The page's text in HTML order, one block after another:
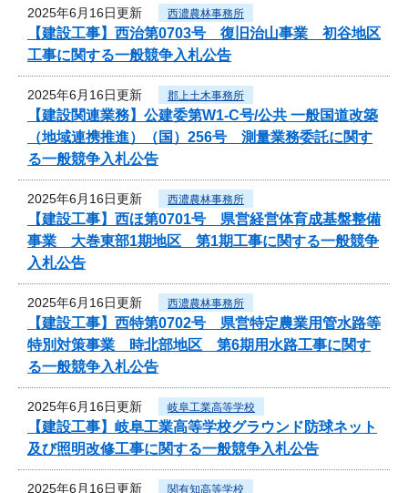
2025年6月16日更新 西濃農林事務所
【建設工事】西治第0703号 復旧治山事業 初谷地区
工事に関する一般競争入札公告
2025年6月16日更新 郡上土木事務所
【建設関連業務】公建委第W1-C号/公共 一般国道改築
（地域連携推進）（国）256号 測量業務委託に関す
る一般競争入札公告
2025年6月16日更新 西濃農林事務所
【建設工事】西ほ第0701号 県営経営体育成基盤整備
事業 大巻東部1期地区 第1期工事に関する一般競争
入札公告
2025年6月16日更新 西濃農林事務所
【建設工事】西特第0702号 県営特定農業用管水路等
特別対策事業 時北部地区 第6期用水路工事に関す
る一般競争入札公告
2025年6月16日更新 岐阜工業高等学校
【建設工事】岐阜工業高等学校グラウンド防球ネット
及び照明改修工事に関する一般競争入札公告
2025年6月16日更新 関有知高等学校